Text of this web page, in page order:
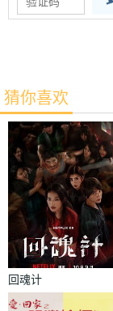
猜你喜欢
回魂计